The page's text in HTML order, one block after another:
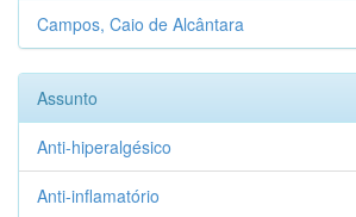
Campos, Caio de Alcântara
Assunto
Anti-hiperalgésico
Anti-inflamatório